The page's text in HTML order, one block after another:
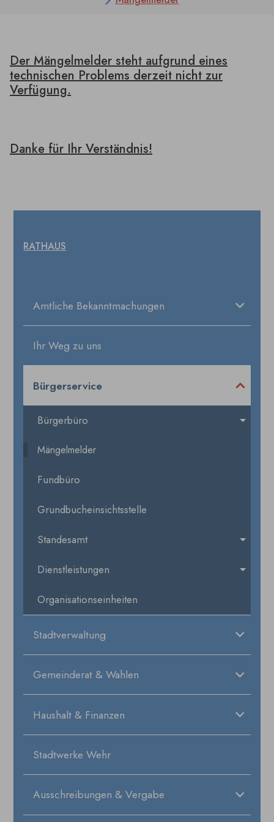
Der Mängelmelder steht aufgrund eines
technischen Problems derzeit nicht zur
Verfügung.
Danke für Ihr Verständnis!
RATHAUS
Amtliche Bekanntmachungen
Ihr Weg zu uns
Bürgerservice
Bürgerbüro
Mängelmelder
Fundbüro
Grundbucheinsichtsstelle
Standesamt
Dienstleistungen
Organisationseinheiten
Stadtverwaltung
Gemeinderat & Wahlen
Haushalt & Finanzen
Stadtwerke Wehr
Ausschreibungen & Vergabe